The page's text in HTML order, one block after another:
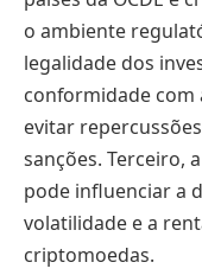
o ambiente
legalidade dos
conformidade com
evitar
sanções. Terceiro,
pode influenciar a
volatilidade e a
criptomoedas.